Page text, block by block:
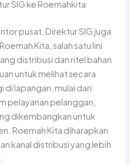
SIG ke Roemahkita
pusat, Direktur SIG juga
Kita, salah satu lini
distribusi dan ritel bahan
untuk melihat secara
lapangan, mulai dari
pelayanan pelanggan,
dikembangkan untuk
Roemah Kita diharapkan
kanal distribusi yang lebih